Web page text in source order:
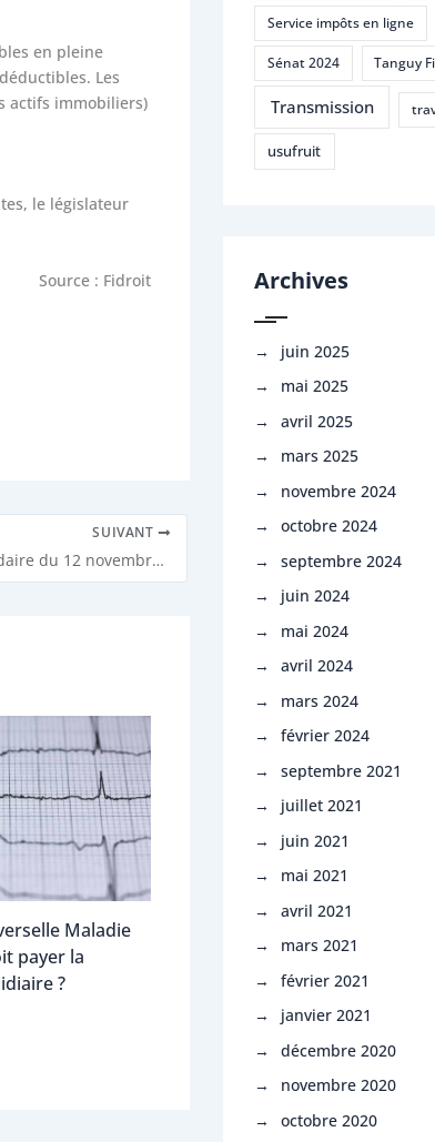
en pleine
Les
actifs immobiliers)
le législateur
Source : Fidroit
SUIVANT
Point Bourse Hebdomadaire du 12 novembre 2018 : Résultats attendus à Washington
Maladie
payer la
?
Service impôts en ligne
Sénat 2024 Tanguy
Transmission
usufruit
Archives
juin 2025
mai 2025
avril 2025
mars 2025
novembre 2024
octobre 2024
septembre 2024
juin 2024
mai 2024
avril 2024
mars 2024
février 2024
septembre 2021
juillet 2021
juin 2021
mai 2021
avril 2021
mars 2021
février 2021
janvier 2021
décembre 2020
novembre 2020
octobre 2020